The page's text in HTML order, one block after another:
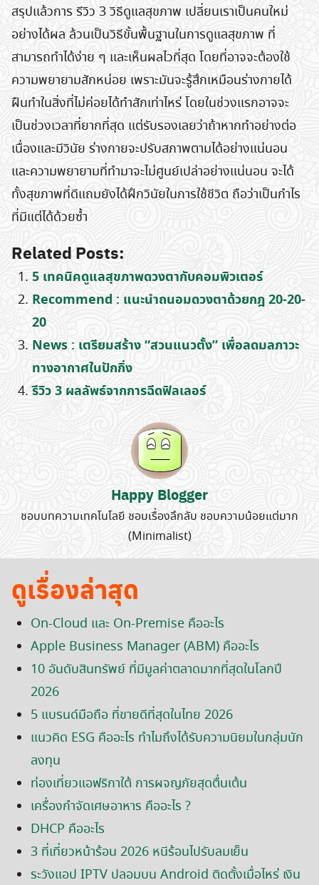
Search
for:
สรุปแล้วการ รีวิว 3 วิธีดูแลสุขภาพ เปลี่ยนเราเป็นคนใหม่
อย่างได้ผล ล้วนเป็นวิธีขั้นพื้นฐานในการดูแลสุขภาพ ที่
สามารถทำได้ง่าย ๆ และเห็นผลไวที่สุด โดยที่อาจจะต้องใช้
ความพยายามสักหน่อย เพราะมันจะรู้สึกเหมือนร่างกายได้
ฝืนทำในสิ่งที่ไม่ค่อยได้ทำสักเท่าไหร่ โดยในช่วงแรกอาจจะ
เป็นช่วงเวลาที่ยากที่สุด แต่รับรองเลยว่าถ้าหากทำอย่างต่อ
เนื่องและมีวินัย ร่างกายจะปรับสภาพตามได้อย่างแน่นอน
และความพยายามที่ทำมาจะไม่ศูนย์เปล่าอย่างแน่นอน จะได้
ทั้งสุขภาพที่ดีแถมยังได้ฝึกวินัยในการใช้ชีวิต ถือว่าเป็นกำไร
ที่มีแต่ได้ด้วยซ้ำ
Related Posts:
5 เทคนิคดูแลสุขภาพดวงตากับคอมพิวเตอร์
Recommend : แนะนำถนอมดวงตาด้วยกฎ 20-20-
20
News : เตรียมสร้าง “สวนแนวตั้ง” เพื่อลดมลภาวะ
ทางอากาศในปักกิ่ง
รีวิว 3 ผลลัพธ์จากการฉีดฟิลเลอร์
Happy Blogger
ชอบบทความเทคโนโลยี ชอบเรื่องลึกลับ ชอบความน้อยแต่มาก
(Minimalist)
ดูเรื่องล่าสุด
On-Cloud และ On-Premise คืออะไร
Apple Business Manager (ABM) คืออะไร
10 อันดับสินทรัพย์ ที่มีมูลค่าตลาดมากที่สุดในโลกปี
2026
5 แบรนด์มือถือ ที่ขายดีที่สุดในไทย 2026
แนวคิด ESG คืออะไร ทำไมถึงได้รับความนิยมในกลุ่มนัก
ลงทุน
ท่องเที่ยวแอฟริกาใต้ การผจญภัยสุดตื่นเต้น
เครื่องกำจัดเศษอาหาร คืออะไร ?
DHCP คืออะไร
3 ที่เที่ยวหน้าร้อน 2026 หนีร้อนไปรับลมเย็น
ระวังแอป IPTV ปลอมบน Android ติดตั้งเมื่อไหร่ เงิน